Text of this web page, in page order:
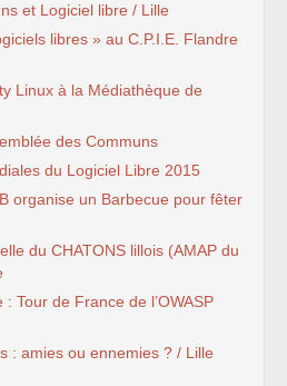
et Logiciel libre / Lille
libres » au C.P.I.E. Flandre
Linux à la Médiathèque de
des Communs
du Logiciel Libre 2015
organise un Barbecue pour fêter
du CHATONS lillois (AMAP du
Tour de France de l’OWASP
: amies ou ennemies ? / Lille